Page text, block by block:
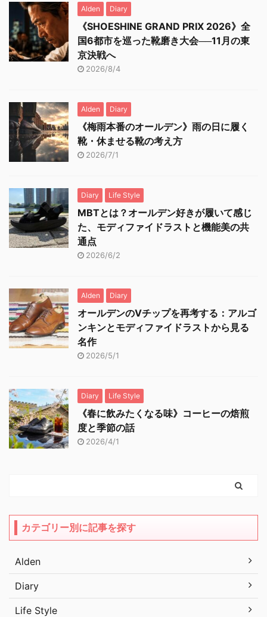
Alden Diary
《SHOESHINE GRAND PRIX 2026》全
国6都市を巡った靴磨き大会──11月の東
京決戦へ
2026/8/4
Alden Diary
《梅雨本番のオールデン》雨の日に履く
靴・休ませる靴の考え方
2026/7/1
Diary Life Style
MBTとは？オールデン好きが履いて感じ
た、モディファイドラストと機能美の共
通点
2026/6/2
Alden Diary
オールデンのVチップを再考する：アルゴ
ンキンとモディファイドラストから見る
名作
2026/5/1
Diary Life Style
《春に飲みたくなる味》コーヒーの焙煎
度と季節の話
2026/4/1
カテゴリー別に記事を探す
Alden
Diary
Life Style